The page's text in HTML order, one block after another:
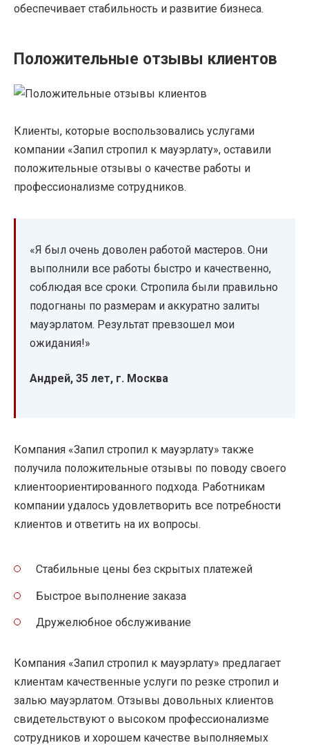
обеспечивает стабильность и развитие бизнеса.
Положительные отзывы клиентов
Клиенты, которые воспользовались услугами
компании «Запил стропил к мауэрлату», оставили
положительные отзывы о качестве работы и
профессионализме сотрудников.
«Я был очень доволен работой мастеров. Они
выполнили все работы быстро и качественно,
соблюдая все сроки. Стропила были правильно
подогнаны по размерам и аккуратно залиты
мауэрлатом. Результат превзошел мои
ожидания!»
Андрей, 35 лет, г. Москва
Компания «Запил стропил к мауэрлату» также
получила положительные отзывы по поводу своего
клиентоориентированного подхода. Работникам
компании удалось удовлетворить все потребности
клиентов и ответить на их вопросы.
Стабильные цены без скрытых платежей
Быстрое выполнение заказа
Дружелюбное обслуживание
Компания «Запил стропил к мауэрлату» предлагает
клиентам качественные услуги по резке стропил и
залью мауэрлатом. Отзывы довольных клиентов
свидетельствуют о высоком профессионализме
сотрудников и хорошем качестве выполняемых